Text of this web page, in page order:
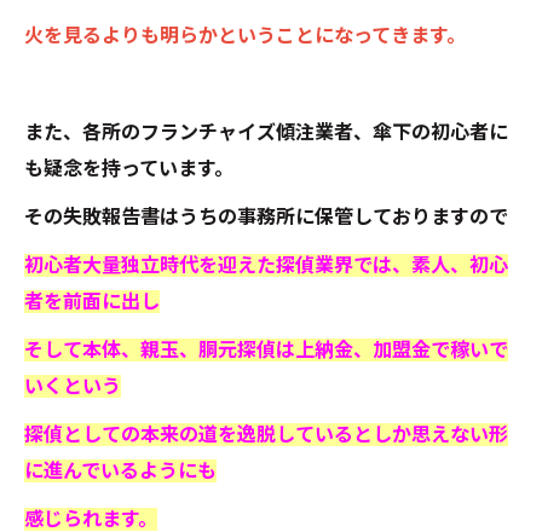
火を見るよりも明らかということになってきます。
また、各所のフランチャイズ傾注業者、傘下の初心者に
も疑念を持っています。
その失敗報告書はうちの事務所に保管しておりますので
初心者大量独立時代を迎えた探偵業界では、素人、初心
者を前面に出し
そして本体、親玉、胴元探偵は上納金、加盟金で稼いで
いくという
探偵としての本来の道を逸脱しているとしか思えない形
に進んでいるようにも
感じられます。